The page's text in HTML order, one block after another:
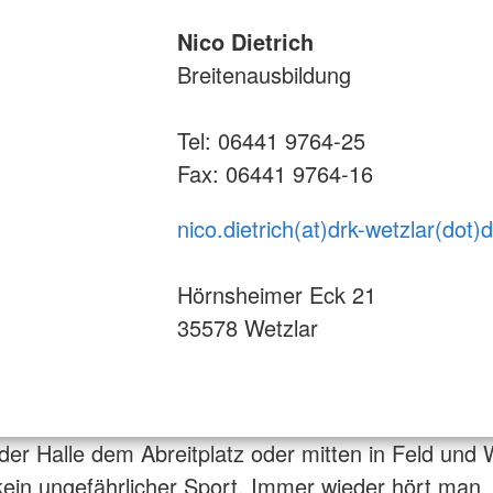
Nico Dietrich
Breitenausbildung
Tel: 06441 9764-25
Fax: 06441 9764-16
nico.dietrich(at)drk-
Hörnsheimer Eck 21
35578 Wetzlar
Halle dem Abreitplatz oder mitten in Feld und
ungefährlicher Sport. Immer wieder hört man